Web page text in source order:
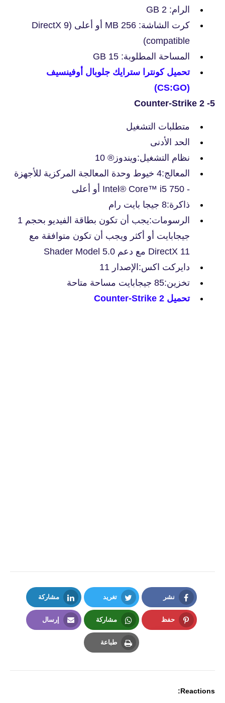
الرام: 2 GB
كرت الشاشة: 256 MB أو أعلى (DirectX 9
compatible)
المساحة المطلوبة: 15 GB
تحميلكونترا سترايك جلوبال أوفينسيف
(CS:GO)
5- Counter-Strike 2
متطلبات التشغيل
الحد الأدنى
نظام التشغيل:ويندوز® 10
المعالج:4 خيوط وحدة المعالجة المركزية للأجهزة
- Intel® Core™ i5 750 أو أعلى
ذاكرة:8 جيجا بايت رام
الرسومات:يجب أن تكون بطاقة الفيديو بحجم 1
جيجابايت أو أكثر ويجب أن تكون متوافقة مع
DirectX 11 مع دعم Shader Model 5.0
دايركت اكس:الإصدار 11
تخزين:85 جيجابايت مساحة متاحة
تحميل Counter-Strike 2
نشر
Facebook
تغريد
Twitter
مشاركة
LinkedIn
حفظ مشاركة
Whatsapp
إرسال
طباعة
Reactions: